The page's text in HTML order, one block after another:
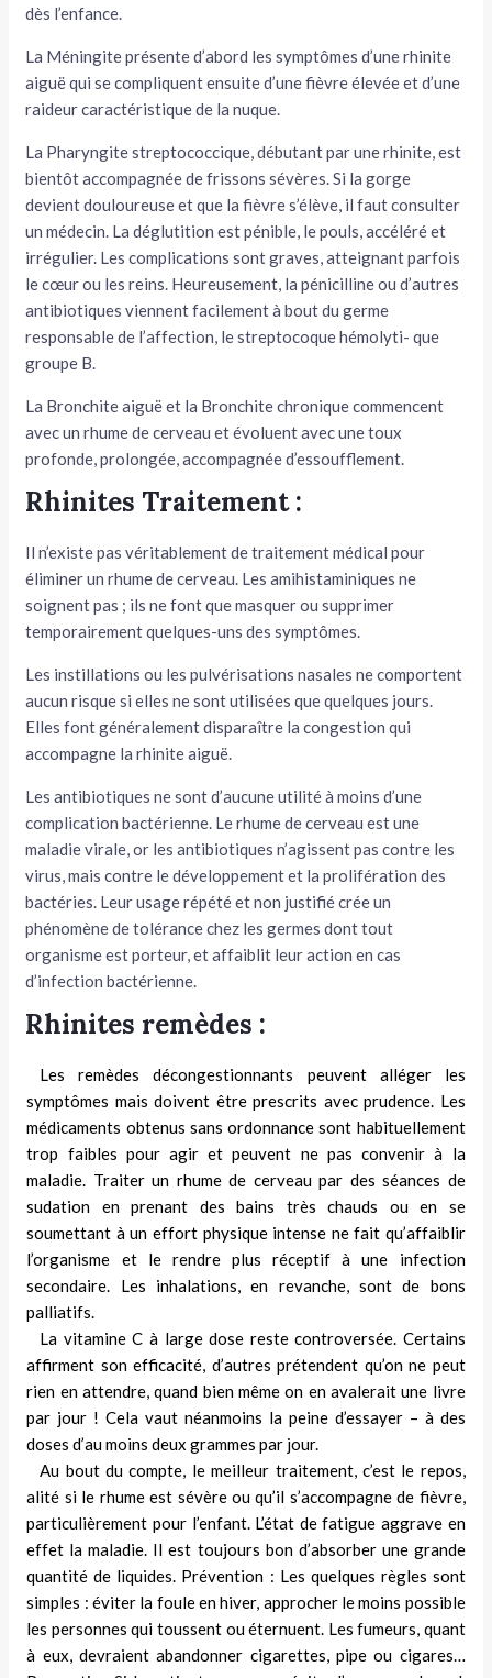
dès l’enfance.
La Méningite présente d’abord les symptômes d’une rhinite
aiguë qui se compliquent ensuite d’une fièvre élevée et d’une
raideur caractéristique de la nuque.
La Pharyngite streptococcique, débu­tant par une rhinite, est
bientôt ac­compagnée de frissons sévères. Si la gorge
devient douloureuse et que la fièvre s’élève, il faut consulter
un méde­cin. La déglutition est pénible, le pouls, accéléré et
irrégulier. Les complications sont graves, atteignant parfois
le cœur ou les reins. Heureusement, la pénicil­line ou d’autres
antibiotiques viennent facilement à bout du germe
responsable de l’affection, le streptocoque hémolyti- que
groupe B.
La Bronchite aiguë et la Bronchite chronique commencent
avec un rhume de cerveau et évoluent avec une toux
profonde, prolongée, accompagnée d’essoufflement.
Rhinites Traitement :
Il n’existe pas vérita­blement de traitement médical pour
éliminer un rhume de cerveau. Les amihistaminiques ne
soignent pas ; ils ne font que masquer ou supprimer
temporairement quelques-uns des symptômes.
Les instillations ou les pulvérisations nasales ne comportent
aucun risque si elles ne sont utilisées que quelques jours.
Elles font généralement disparaître la congestion qui
accompagne la rhinite aiguë.
Les antibiotiques ne sont d’aucune utilité à moins d’une
complication bactérienne. Le rhume de cerveau est une
maladie virale, or les antibiotiques n’agissent pas contre les
virus, mais contre le développement et la proli­fération des
bactéries. Leur usage répété et non justifié crée un
phénomène de tolérance chez les germes dont tout
organisme est porteur, et affaiblit leur action en cas
d’infection bac­térienne.
Rhinites remèdes :
Les remèdes décongestionnants peu­vent alléger les
symptômes mais doivent être prescrits avec prudence. Les
médi­caments obtenus sans ordonnance sont habituellement
trop faibles pour agir et peuvent ne pas convenir à la
maladie. Traiter un rhume de cerveau par des séances de
sudation en prenant des bains très chauds ou en se
soumettant à un effort physique intense ne fait qu’affai­blir
l’organisme et le rendre plus réceptif à une infection
secondaire. Les inhala­tions, en revanche, sont de bons
palliatifs.
La vitamine C à large dose reste controversée. Certains
affirment son efficacité, d’autres prétendent qu’on ne peut
rien en attendre, quand bien même on en avalerait une livre
par jour ! Cela vaut néanmoins la peine d’essayer – à des
doses d’au moins deux grammes par jour.
Au bout du compte, le meilleur traitement, c’est le repos,
alité si le rhume est sévère ou qu’il s’accompagne de fièvre,
particulièrement pour l’enfant. L’état de fatigue aggrave en
effet la maladie. Il est toujours bon d’absorber une grande
quantité de liquides. Prévention : Les quelques règles sont
simples : éviter la foule en hiver, approcher le moins possible
les per­sonnes qui toussent ou éternuent. Les fumeurs, quant
à eux, devraient aban­donner cigarettes, pipe ou cigares…